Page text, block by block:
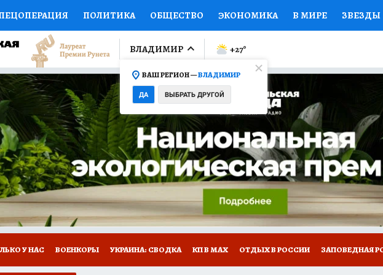
ПОЛИТИКА ОБЩЕСТВО ЭКОНОМИКА В МИРЕ ЗВЕЗДЫ
СПОРТ КОЛУМНИСТЫ ПРОИСШЕСТВИЯ
ДОКТОР ФИНАНСЫ ОТКРЫВАЕМ МИР Я ЗНАЮ СЕМЬЯ ЖЕНСКИЕ
НА СПОРТ ПРОМОКОДЫ СЕРИАЛЫ СПЕЦПРОЕКТЫ
ТЕЛЕВИЗОР КОЛЛЕКЦИИ КОНКУРСЫ РАБОТА У НАС
ТЕСТЫ НОВОЕ НА САЙТЕ СПЕЦПРОЕКТЫ КП-ВЛАДИМИР
ВЛАДИМИР
ВАШ РЕГИОН —ВЛАДИМИР
ДА ВЫБРАТЬ ДРУГОЙ
+27°
У НАС ВОЕНКОРЫ УКРАИНА: СВОДКА КП В МАХ ОТДЫХ В РОССИИ ЗАПОВЕДНАЯ